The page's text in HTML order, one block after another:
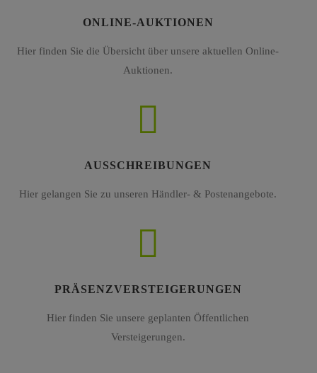
ONLINE-AUKTIONEN
Hier finden Sie die Übersicht über unsere aktuellen Online-
Auktionen.
AUSSCHREIBUNGEN
Hier gelangen Sie zu unseren Händler- & Postenangebote.
PRÄSENZVERSTEIGERUNGEN
Hier finden Sie unsere geplanten Öffentlichen
Versteigerungen.